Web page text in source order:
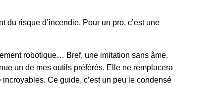
risque d’incendie. Pour un pro, c’est une
robotique… Bref, une imitation sans âme.
un de mes outils préférés. Elle ne remplacera
Ce guide, c’est un peu le condensé